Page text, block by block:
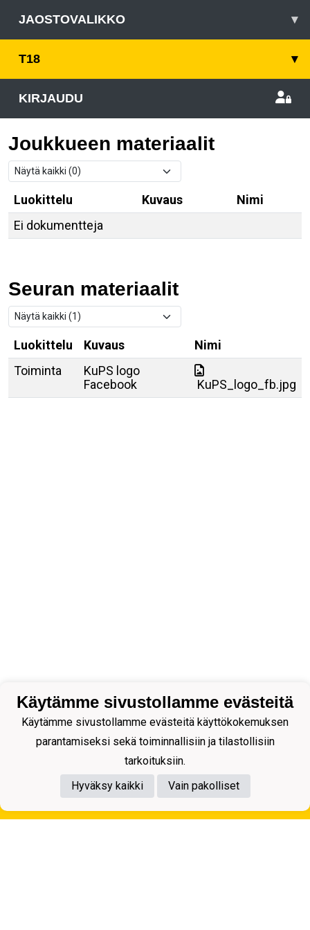
JAOSTOVALIKKO ▾
T18 ▾
KIRJAUDU
Joukkueen materiaalit
Luokittelu Kuvaus
Nimi
Ei dokumentteja
Seuran materiaalit
Luokittelu Kuvaus
Nimi
Toiminta
KuPS logo
Facebook
KuPS_logo_fb.jpg
Tietosuojaseloste
Käytämme sivustollamme evästeitä
Käytämme sivustollamme evästeitä käyttökokemuksen
parantamiseksi sekä toiminnallisiin ja tilastollisiin
tarkoituksiin.
Hyväksy kaikki
Vain pakolliset